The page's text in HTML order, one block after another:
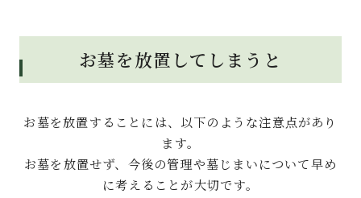
お墓を放置してしまうと
お墓を放置することには、以下のような注意点があり
ます。
お墓を放置せず、今後の管理や墓じまいについて早め
に考えることが大切です。